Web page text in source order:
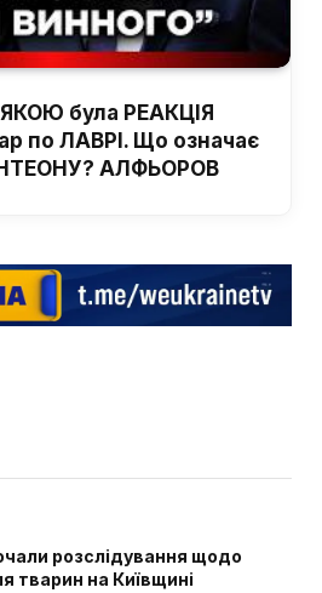
була РЕАКЦІЯ
по ЛАВРІ. Що означає
АЛФЬОРОВ
розслідування щодо
тварин на Київщині